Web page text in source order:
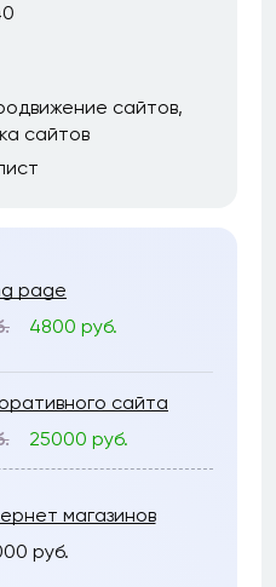
сайтов
сайтов
page
4800 руб.
сайта
25000 руб.
магазинов
руб.